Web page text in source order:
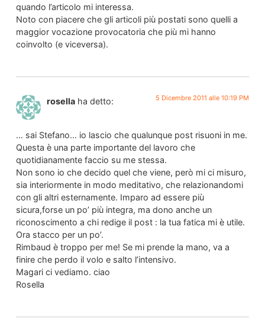
quando l’articolo mi interessa.
Noto con piacere che gli articoli più postati sono quelli a
maggior vocazione provocatoria che più mi hanno
coinvolto (e viceversa).
rosella ha detto: 5 Dicembre 2011 alle 10:19 PM
… sai Stefano… io lascio che qualunque post risuoni in me.
Questa è una parte importante del lavoro che
quotidianamente faccio su me stessa.
Non sono io che decido quel che viene, però mi ci misuro,
sia interiormente in modo meditativo, che relazionandomi
con gli altri esternamente. Imparo ad essere più
sicura,forse un po’ più integra, ma dono anche un
riconoscimento a chi redige il post : la tua fatica mi è utile.
Ora stacco per un po’.
Rimbaud è troppo per me! Se mi prende la mano, va a
finire che perdo il volo e salto l’intensivo.
Magari ci vediamo. ciao
Rosella